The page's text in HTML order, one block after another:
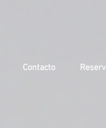
Contacto